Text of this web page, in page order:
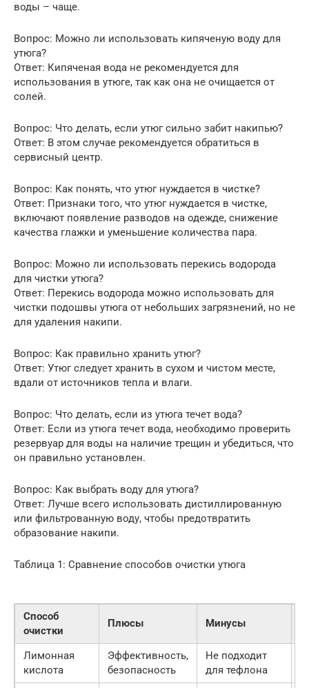
воды – чаще.
Вопрос: Можно ли использовать кипяченую воду для
утюга?
Ответ: Кипяченая вода не рекомендуется для
использования в утюге, так как она не очищается от
солей.
Вопрос: Что делать, если утюг сильно забит накипью?
Ответ: В этом случае рекомендуется обратиться в
сервисный центр.
Вопрос: Как понять, что утюг нуждается в чистке?
Ответ: Признаки того, что утюг нуждается в чистке,
включают появление разводов на одежде, снижение
качества глажки и уменьшение количества пара.
Вопрос: Можно ли использовать перекись водорода
для чистки утюга?
Ответ: Перекись водорода можно использовать для
чистки подошвы утюга от небольших загрязнений, но не
для удаления накипи.
Вопрос: Как правильно хранить утюг?
Ответ: Утюг следует хранить в сухом и чистом месте,
вдали от источников тепла и влаги.
Вопрос: Что делать, если из утюга течет вода?
Ответ: Если из утюга течет вода, необходимо проверить
резервуар для воды на наличие трещин и убедиться, что
он правильно установлен.
Вопрос: Как выбрать воду для утюга?
Ответ: Лучше всего использовать дистиллированную
или фильтрованную воду, чтобы предотвратить
образование накипи.
Таблица 1: Сравнение способов очистки утюга
Способ
очистки
Плюсы Минусы
Лимонная
кислота
Эффективность,
безопасность
Не подходит
для тефлона